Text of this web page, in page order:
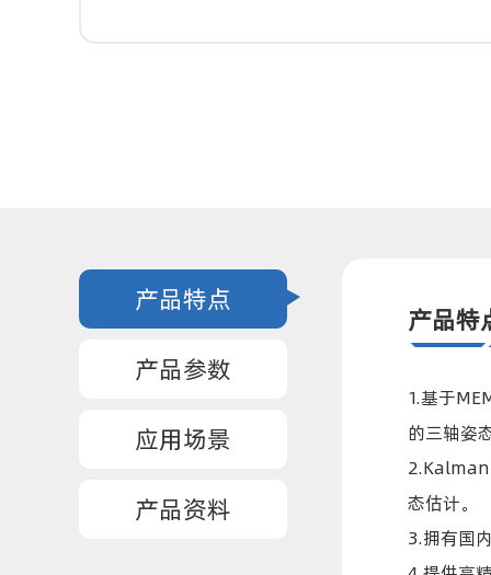
产品特点
产品参数
应用场景
产品资料
产品特
1.基于
的三轴姿
2.Kalman
态估计。
3.拥有国